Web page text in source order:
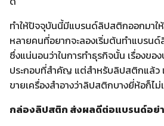
ทำให้ปัจจุบันนี้มีแบรนด์ลิปสติกออกมาใ
หลายคนที่อยากจะลองเริ่มต้นทำแบรน
ซึ่งแน่นอนว่าในการทำธุรกิจนั้น เรื่องข
ประกอบที่สำคัญ แต่สำหรับลิปสติกแล้ว เ
ขายเครื่องสำอางว่าลิปสติกบางยี่ห้อก็ไ
กล่องลิปสติก ส่งผลดีต่อแบรนด์อย่า